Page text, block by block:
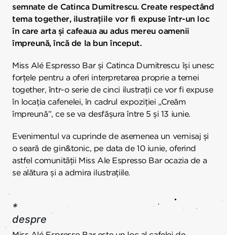
semnate de Catinca Dumitrescu. Create respectând
tema together, ilustrațiile vor fi expuse într-un loc
în care arta și cafeaua au adus mereu oamenii
împreună, încă de la bun început.
Miss Alé Espresso Bar și Catinca Dumitrescu își unesc
forțele pentru a oferi interpretarea proprie a temei
together, într-o serie de cinci ilustrații ce vor fi expuse
în locația cafenelei, în cadrul expoziției „Creăm
împreună”, ce se va desfășura între 5 și 13 iunie.
Evenimentul va cuprinde de asemenea un vernisaj și
o seară de gin&tonic, pe data de 10 iunie, oferind
astfel comunității Miss Ale Espresso Bar ocazia de a
se alătura și a admira ilustrațiile.
*
despre